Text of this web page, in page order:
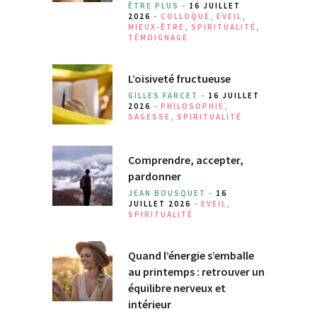
ÊTRE PLUS - 16 JUILLET
2026 - COLLOQUE , EVEIL ,
MIEUX-ÊTRE , SPIRITUALITÉ ,
TÉMOIGNAGE
L’oisiveté fructueuse
GILLES FARCET - 16 JUILLET
2026 - PHILOSOPHIE ,
SAGESSE , SPIRITUALITÉ
Comprendre, accepter,
pardonner
JEAN BOUSQUET - 16
JUILLET 2026 - EVEIL ,
SPIRITUALITÉ
Quand l’énergie s’emballe
au printemps : retrouver un
équilibre nerveux et
intérieur